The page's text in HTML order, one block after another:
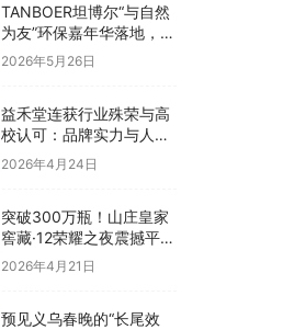
TANBOER坦博尔“与自然
为友”环保嘉年华落地，构
建四季户外可持续实践
2026年5月26日
益禾堂连获行业殊荣与高
校认可：品牌实力与人才
战略双线并进
2026年4月24日
突破300万瓶！山庄皇家
窖藏·12荣耀之夜震撼平
泉，冀酒超级大单品强势
2026年4月21日
预见义乌春晚的“长尾效